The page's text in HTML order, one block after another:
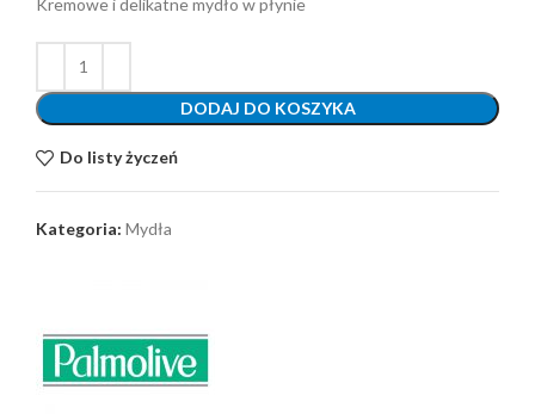
DODAJ DO KOSZYKA
Do listy życzeń
Kategoria: Mydła